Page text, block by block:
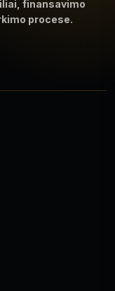
finansavimo
procese.